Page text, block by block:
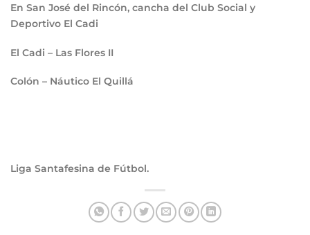
En San José del Rincón, cancha del Club Social y
Deportivo El Cadi
El Cadi – Las Flores II
Colón – Náutico El Quillá
Liga Santafesina de Fútbol.